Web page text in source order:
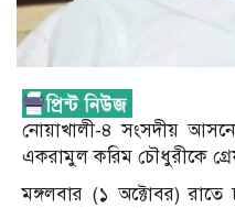
নোয়াখালী-৪ সংসদীয়
একরামুল করিম চৌধুরীকে
মঙ্গলবার (১ অক্টোবর) রাতে